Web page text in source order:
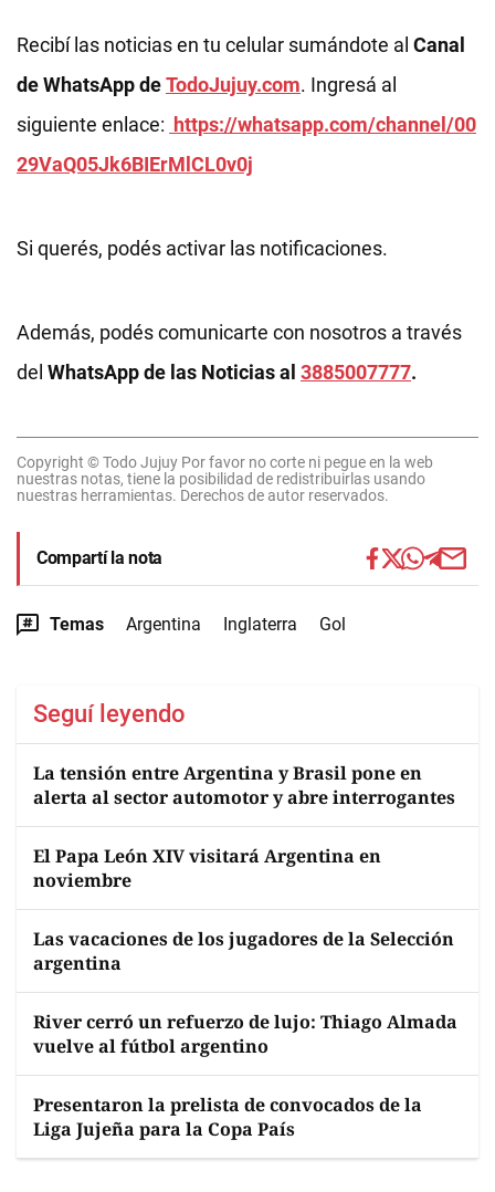
Recibí las noticias en tu celular sumándote al Canal
de WhatsApp deTodoJujuy.com. Ingresá al
siguiente enlace: https://whatsapp.com/channel/00
29VaQ05Jk6BIErMlCL0v0j
Si querés, podés activar las notificaciones.
Además, podés comunicarte con nosotros a través
del WhatsApp de las Noticias al 3885007777.
Copyright © Todo Jujuy Por favor no corte ni pegue en la web
nuestras notas, tiene la posibilidad de redistribuirlas usando
nuestras herramientas. Derechos de autor reservados.
Compartí la nota
Temas Argentina Inglaterra Gol
Seguí leyendo
La tensión entre Argentina y Brasil pone en
alerta al sector automotor y abre interrogantes
El Papa León XIV visitará Argentina en
noviembre
Las vacaciones de los jugadores de la Selección
argentina
River cerró un refuerzo de lujo: Thiago Almada
vuelve al fútbol argentino
Presentaron la prelista de convocados de la
Liga Jujeña para la Copa País